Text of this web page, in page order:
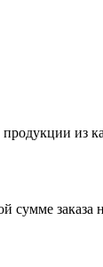
из
сумме